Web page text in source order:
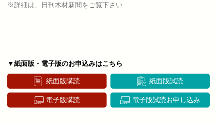
※詳細は、日刊木材新聞をご覧下さい
▼紙面版・電子版のお申込みはこちら
紙面版購読 紙面版試読
電子版購読 電子版試読お申し込み